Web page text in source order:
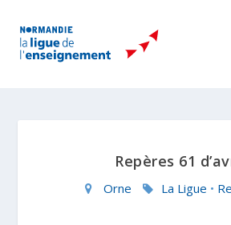
Repères 61
Orne La Ligue •